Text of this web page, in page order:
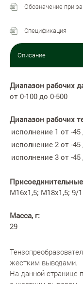
Описание
Обозначение при
Спецификация
Диапазон рабочих
от 0-100 до 0-500
Диапазон рабочих
исполнение 1 от -
исполнение 2 от -
исполнение 3 от -
М16х1,5; М18х1,5; 9/
Масса, г:
29
жестким выводами.
На данной странице